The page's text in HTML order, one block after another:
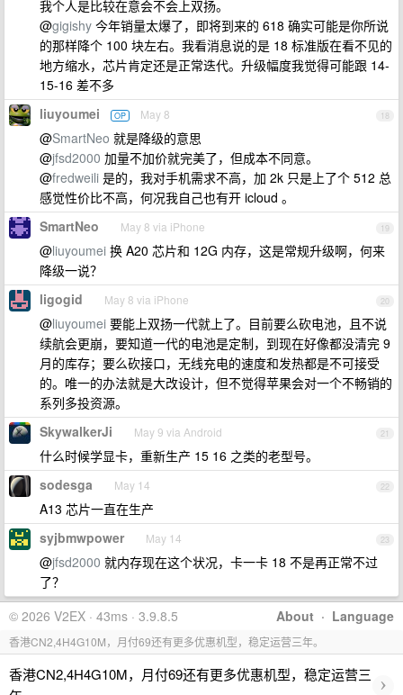
我个人是比较在意会不会上双扬。
@gigishy 今年销量太爆了，即将到来的 618 确实可能是你所说
的那样降个 100 块左右。我看消息说的是 18 标准版在看不见的
地方缩水，芯片肯定还是正常迭代。升级幅度我觉得可能跟 14-
15-16 差不多
18
liuyoumei OP May 8
@SmartNeo 就是降级的意思
@jfsd2000 加量不加价就完美了，但成本不同意。
@fredweili 是的，我对手机需求不高，加 2k 只是上了个 512 总
感觉性价比不高，何况我自己也有开 icloud 。
19
SmartNeo May 8 via iPhone
@liuyoumei 换 A20 芯片和 12G 内存，这是常规升级啊，何来
降级一说？
20
ligogid May 8 via iPhone
@liuyoumei 要能上双扬一代就上了。目前要么砍电池，且不说
续航会更崩，要知道一代的电池是定制，到现在好像都没清完 9
月的库存；要么砍接口，无线充电的速度和发热都是不可接受
的。唯一的办法就是大改设计，但不觉得苹果会对一个不畅销的
系列多投资源。
21
SkywalkerJi May 9 via Android
什么时候学显卡，重新生产 15 16 之类的老型号。
22
sodesga May 14
A13 芯片一直在生产
23
syjbmwpower May 14
@jfsd2000 就内存现在这个状况，卡一卡 18 不是再正常不过
了？
About · Language
© 2026 V2EX · 43ms · 3.9.8.5
香港CN2,4H4G10M，月付69还有更多优惠机型，稳定运营三年。
香港CN2,4H4G10M，月付69还有更多优惠机型，稳定运营三 ›